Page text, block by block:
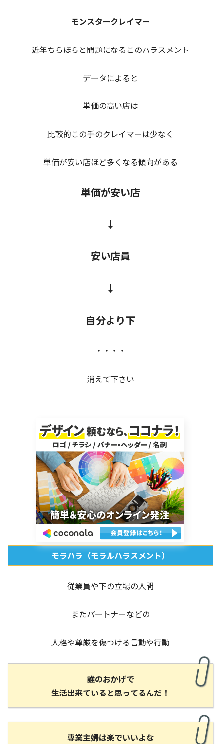
モンスタークレイマー
近年ちらほらと問題になるこのハラスメント
データによると
単価の高い店は
比較的この手のクレイマーは少なく
単価が安い店ほど多くなる傾向がある
単価が安い店
↓
安い店員
↓
自分より下
・・・・
消えて下さい
モラハラ（モラルハラスメント）
従業員や下の立場の人間
またパートナーなどの
人格や尊厳を傷つける言動や行動
誰のおかげで
生活出来ていると思ってるんだ！
専業主婦は楽でいいよな